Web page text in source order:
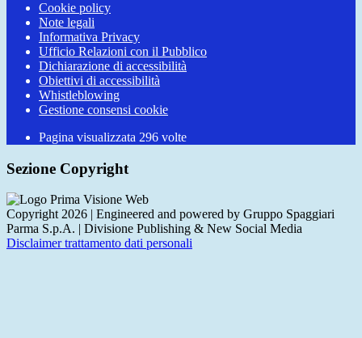
Cookie policy
Note legali
Informativa Privacy
Ufficio Relazioni con il Pubblico
Dichiarazione di accessibilità
Obiettivi di accessibilità
Whistleblowing
Gestione consensi cookie
Pagina visualizzata 296 volte
Sezione Copyright
Copyright 2026 | Engineered and powered by Gruppo Spaggiari
Parma S.p.A. | Divisione Publishing & New Social Media
Disclaimer trattamento dati personali